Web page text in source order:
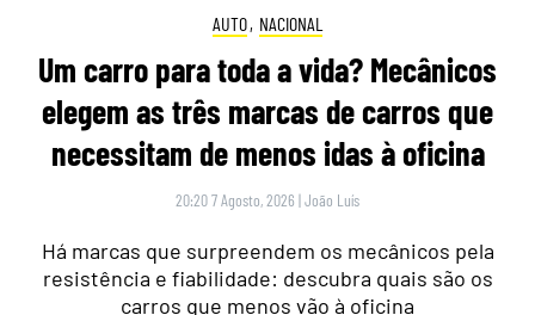
AUTO, NACIONAL
Um carro para toda a vida? Mecânicos
elegem as três marcas de carros que
necessitam de menos idas à oficina
20:20 7 Agosto, 2026 |João Luís
Há marcas que surpreendem os mecânicos pela
resistência e fiabilidade: descubra quais são os
carros que menos vão à oficina